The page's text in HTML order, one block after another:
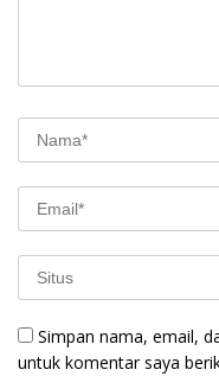
Simpan nama, email,
untuk komentar saya